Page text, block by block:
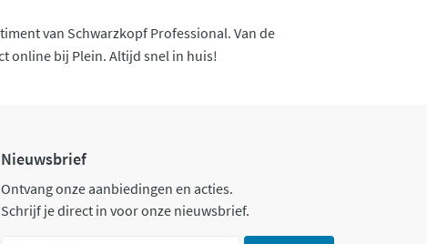
van Schwarzkopf Professional. Van de
online bij Plein. Altijd snel in huis!
Nieuwsbrief
Ontvang onze aanbiedingen en acties.
Schrijf je direct in voor onze nieuwsbrief.